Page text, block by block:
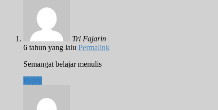
Tri Fajarin
6 tahun yang lalu Permalink
Semangat belajar menulis
Reply